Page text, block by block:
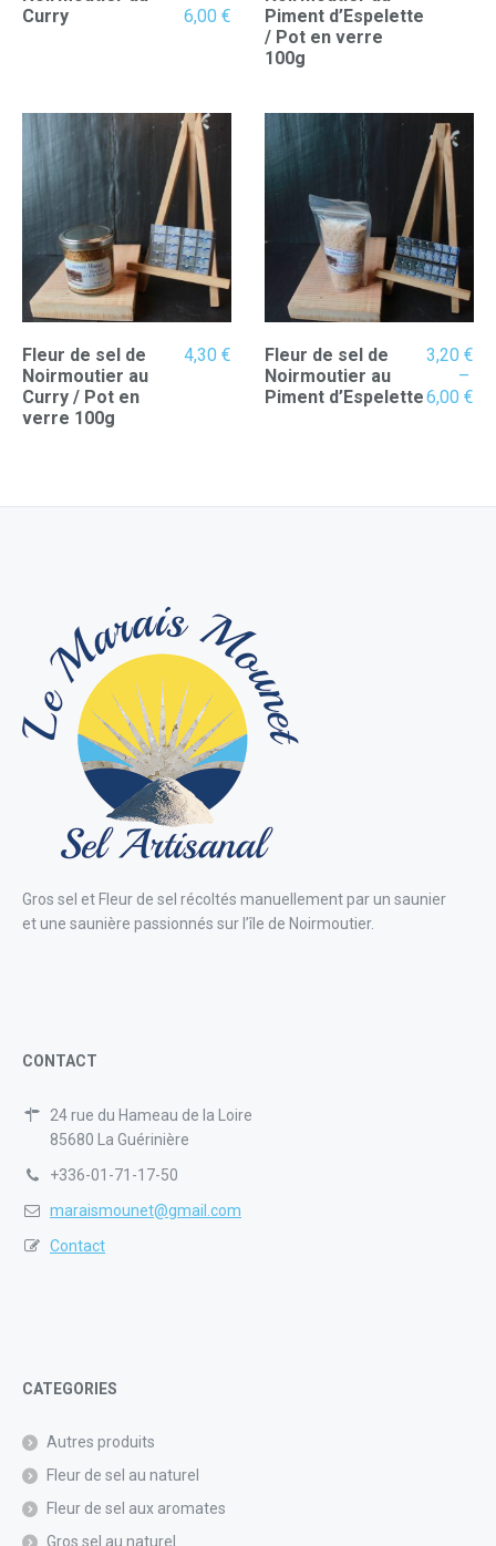
Curry
6,00 € Plage
prix :
6,00 €
Piment d’Espelette
/ Pot en verre
100g
Fleur de sel de
Noirmoutier au
Curry / Pot en
verre 100g
4,30 €
Fleur de sel de
Noirmoutier au
Piment d’Espelette
3,20 €
–
6,00 €
Gros sel et Fleur de sel récoltés manuellement par un saunier
et une saunière passionnés sur l’île de Noirmoutier.
CONTACT
24 rue du Hameau de la Loire
85680 La Guérinière
+336-01-71-17-50
maraismounet@gmail.com
Contact
CATEGORIES
Autres produits
Fleur de sel au naturel
Fleur de sel aux aromates
Gros sel au naturel